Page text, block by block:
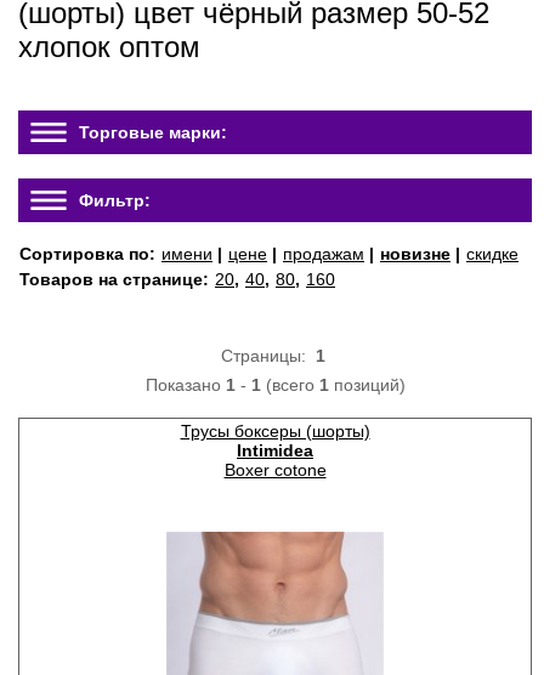
(шорты) цвет чёрный размер 50-52
хлопок оптом
Торговые марки:
Фильтр:
Сортировка по: имени | цене | продажам | новизне | скидке
Товаров на странице: 20, 40, 80, 160
Страницы: 1
Показано 1- 1(всего 1позиций)
Трусы боксеры (шорты)
Intimidea
Boxer cotone